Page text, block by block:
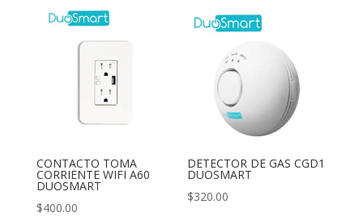
CONTACTO TOMA
CORRIENTE WIFI A60
DUOSMART
$400.00
DETECTOR DE GAS CGD1
DUOSMART
$320.00